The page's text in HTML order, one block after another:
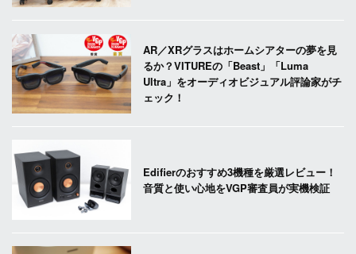
AR／XRグラスはホームシアターの夢を見
るか？VITUREの「Beast」「Luma
Ultra」をオーディオビジュアル評論家がチ
ェック！
Edifierのおすすめ3機種を厳選レビュー！
音質と使い心地をVGP審査員が実機検証